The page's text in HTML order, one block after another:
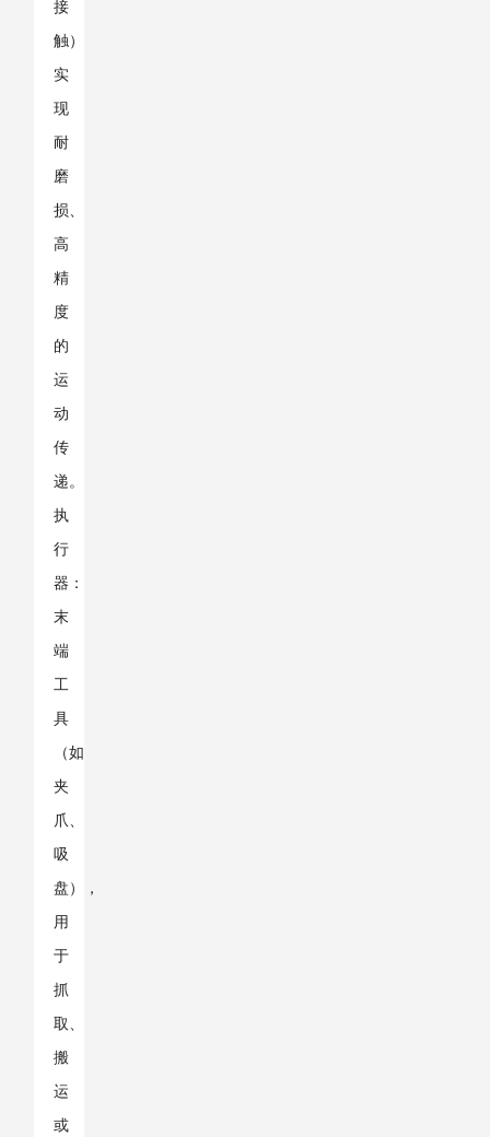
接
触）
实
现
耐
磨
损、
高
精
度
的
运
动
传
递。
执
行
器：
末
端
工
具
（如
夹
爪、
吸
盘），
用
于
抓
取、
搬
运
或